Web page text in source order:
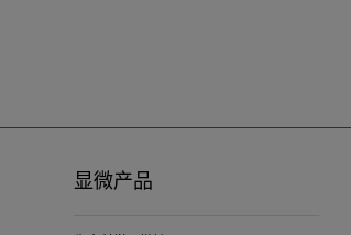
显微产品